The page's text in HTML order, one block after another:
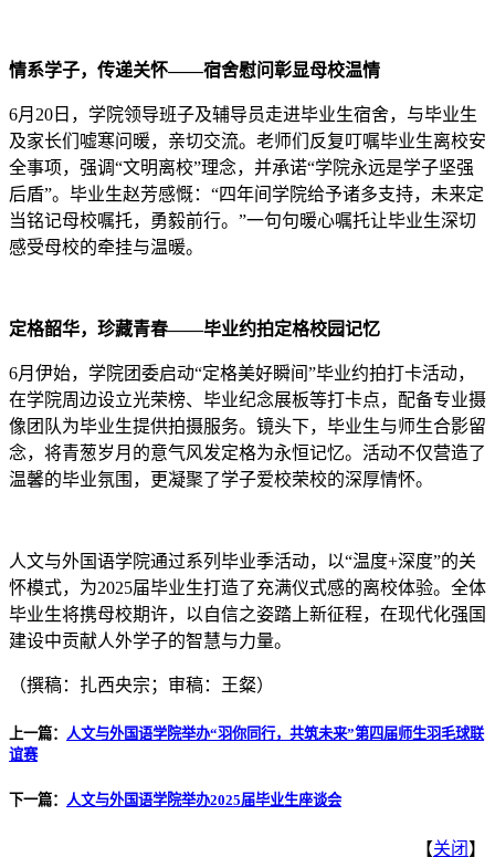
情系学子，传递关怀——宿舍慰问彰显母校温情
6月20日，学院领导班子及辅导员走进毕业生宿舍，与毕业生
及家长们嘘寒问暖，亲切交流。老师们反复叮嘱毕业生离校安
全事项，强调“文明离校”理念，并承诺“学院永远是学子坚强
后盾”。毕业生赵芳感慨：“四年间学院给予诸多支持，未来定
当铭记母校嘱托，勇毅前行。”一句句暖心嘱托让毕业生深切
感受母校的牵挂与温暖。
定格韶华，珍藏青春——毕业约拍定格校园记忆
6月伊始，学院团委启动“定格美好瞬间”毕业约拍打卡活动，
在学院周边设立光荣榜、毕业纪念展板等打卡点，配备专业摄
像团队为毕业生提供拍摄服务。镜头下，毕业生与师生合影留
念，将青葱岁月的意气风发定格为永恒记忆。活动不仅营造了
温馨的毕业氛围，更凝聚了学子爱校荣校的深厚情怀。
人文与外国语学院通过系列毕业季活动，以“温度+深度”的关
怀模式，为2025届毕业生打造了充满仪式感的离校体验。全体
毕业生将携母校期许，以自信之姿踏上新征程，在现代化强国
建设中贡献人外学子的智慧与力量。
（撰稿：扎西央宗；审稿：王粲）
上一篇：
人文与外国语学院举办“羽你同行，共筑未来”第四届师生羽毛球联
谊赛
下一篇： 人文与外国语学院举办2025届毕业生座谈会
【关闭 】